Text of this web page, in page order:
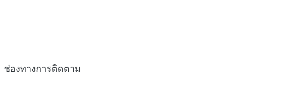
ช่องทางการติดตาม